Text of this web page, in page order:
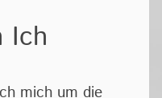
Ich
mich um die